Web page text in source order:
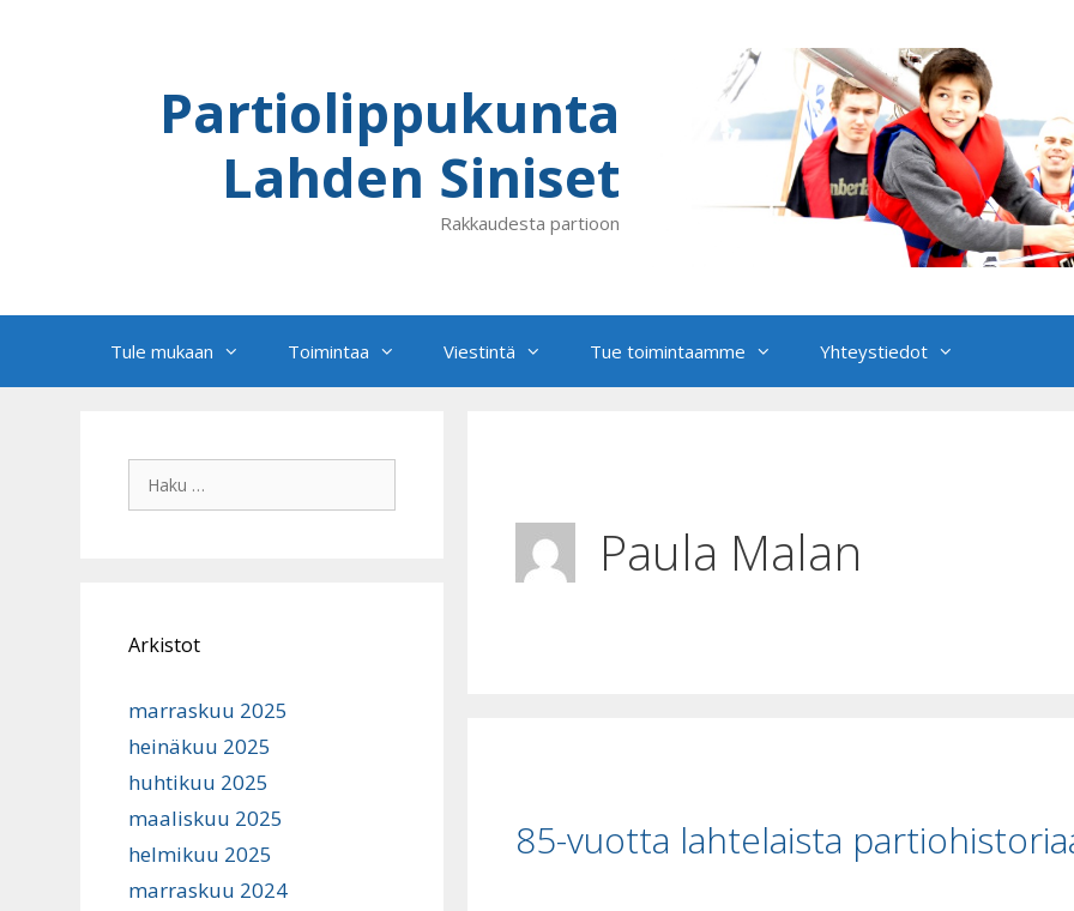
Partiolippukunta
Lahden Siniset
Rakkaudesta partioon
Tule mukaan Toimintaa Viestintä Tue toimintaamme Yhteystiedot
Paula Malan
85-vuotta lahtelaista
Haku:
Arkistot
marraskuu 2025
heinäkuu 2025
huhtikuu 2025
maaliskuu 2025
helmikuu 2025
marraskuu 2024